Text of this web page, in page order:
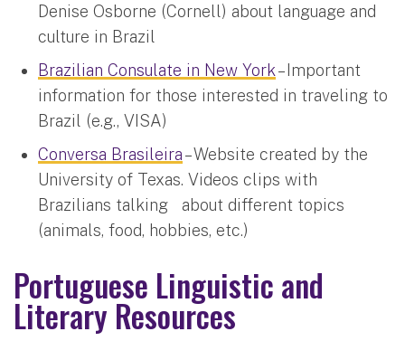
Denise Osborne (Cornell) about language and
culture in Brazil
Brazilian Consulate in New York– Important
information for those interested in traveling to
Brazil (e.g., VISA)
Conversa Brasileira– Website created by the
University of Texas. Videos clips with
Brazilians talking about different topics
(animals, food, hobbies, etc.)
Portuguese Linguistic and
Literary Resources